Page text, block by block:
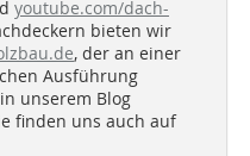
youtube.com/dach-
bieten wir
, der an einer
Ausführung
unserem Blog
finden uns auch auf